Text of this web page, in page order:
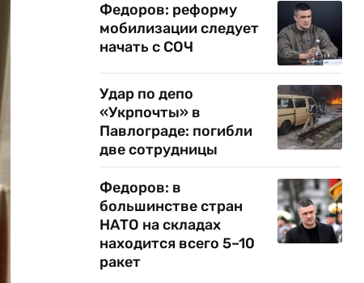
Федоров: реформу
мобилизации следует
начать с СОЧ
Удар по депо
«Укрпочты» в
Павлограде: погибли
две сотрудницы
Федоров: в
большинстве стран
НАТО на складах
находится всего 5–10
ракет